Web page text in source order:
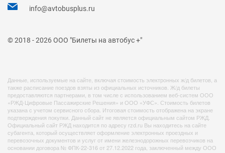
info@avtobusplus.ru
© 2018 - 2026 ООО "Билеты на автобус +"
Данные, используемые на сайте, включая стоимость электронных ж/д билетов, а
также расписание поездов взяты из официальных источников. Ж/д билеты
предоставляются партнерами, в том числе с использованием веб-систем ООО
«РЖД-Цифровые Пассажирские Решения» и ООО «УФС». Стоимость билетов
указана с учетом сервисного сбора. Итоговая стоимость отображена на экране
подтверждения покупки. Данный сайт не является официальным сайтом РЖД.
Официальный сайт РЖД находится по адресу rzd.ru Вы находитесь на сайте
субагента, который осуществляет оформление электронных проездных и
перевозочных документов и услуг от имени железнодорожных перевозчиков на
основании договора № ФПК-22-316 от 27.12.2022 года, заключенный между ООО